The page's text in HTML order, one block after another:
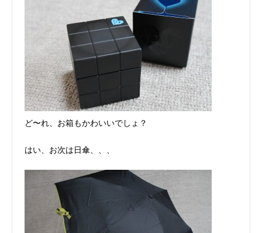
ど〜れ、お箱もかわいいでしょ？
はい、お次は日傘、、、